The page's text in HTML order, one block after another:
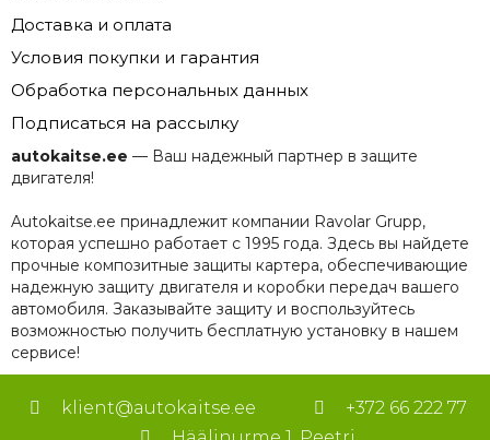
Доставка и оплата
Условия покупки и гарантия
Обработка персональных данных
Подписаться на рассылку
autokaitse.ee — Ваш надежный партнер в защите
двигателя!
Autokaitse.ee принадлежит компании Ravolar Grupp,
которая успешно работает с 1995 года. Здесь вы найдете
прочные композитные защиты картера, обеспечивающие
надежную защиту двигателя и коробки передач вашего
автомобиля. Заказывайте защиту и воспользуйтесь
возможностью получить бесплатную установку в нашем
сервисе!
klient@autokaitse.ee
+372 66 222 77